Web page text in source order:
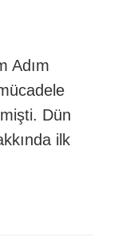
Adım
Dün
ilk